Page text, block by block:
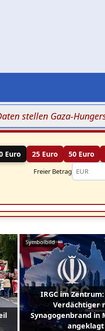
Gaza-Hungersnot-
Euro 25 Euro 50 Euro
Freier Betrag
Symbolbild
IRGC im
Verdächtiger
Synagogenbrand in
angeklagt